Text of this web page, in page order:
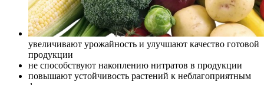
увеличивают урожайность и улучшают качество готовой
продукции
не способствуют накоплению нитратов в продукции
повышают устойчивость растений к неблагоприятным